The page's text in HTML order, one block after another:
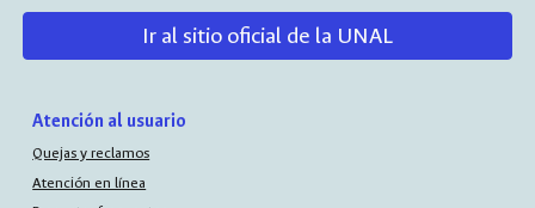
Ir al sitio oficial de la UNAL
Atención al usuario
Quejas y reclamos
Atención en línea